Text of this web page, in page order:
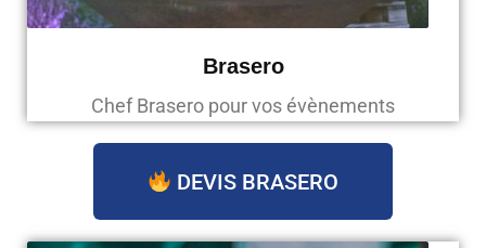
Brasero
Chef Brasero pour vos évènements
DEVIS BRASERO